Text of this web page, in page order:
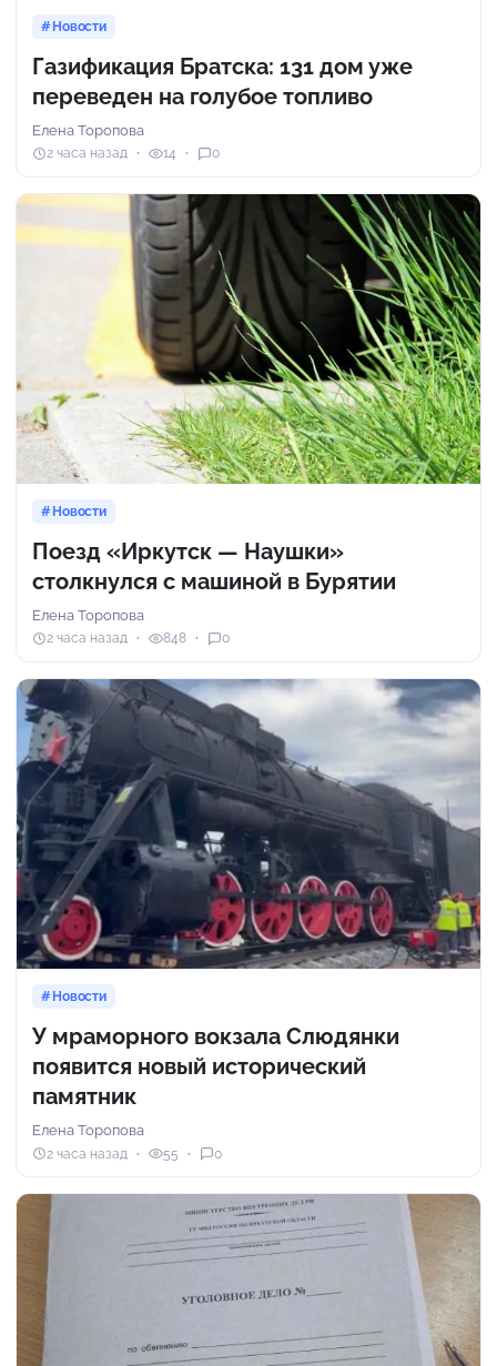
Новости
Газификация Братска: 131 дом уже
переведен на голубое топливо
Елена Торопова
2 часа назад 14 0
Новости
Поезд «Иркутск — Наушки»
столкнулся с машиной в Бурятии
Елена Торопова
2 часа назад 848 0
Новости
У мраморного вокзала Слюдянки
появится новый исторический
памятник
Елена Торопова
2 часа назад 55 0